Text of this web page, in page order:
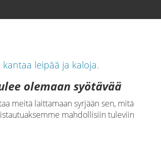
olemaan syötävää
meitä laittamaan syrjään sen, mitä
mahdollisiin tuleviin